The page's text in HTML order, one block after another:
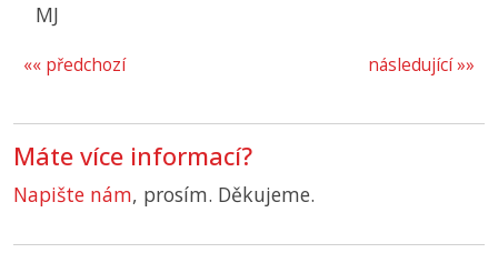
MJ
následující »»
«« předchozí
Máte více informací?
Napište nám, prosím. Děkujeme.